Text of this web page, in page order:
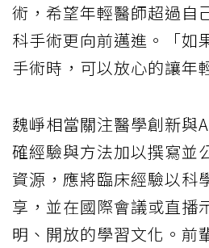
術，希望年輕醫師超過自
科手術更向前邁進。「如
手術時，可以放心的讓年
魏崢相當關注醫學創新與
確經驗與方法加以撰寫並
資源，應將臨床經驗以科
享，並在國際會議或直播
明、開放的學習文化。前